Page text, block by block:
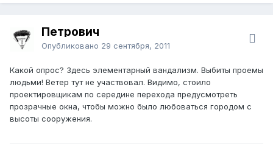
Петрович
Опубликовано 29 сентября, 2011
Какой опрос? Здесь элементарный вандализм. Выбиты проемы
людьми! Ветер тут не участвовал. Видимо, стоило
проектировщикам по середине перехода предусмотреть
прозрачные окна, чтобы можно было любоваться городом с
высоты сооружения.